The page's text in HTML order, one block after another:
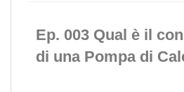
Ep. 003 Qual è il
di una Pompa di